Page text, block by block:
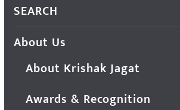
SEARCH
About Us
About Krishak Jagat
Awards & Recognition